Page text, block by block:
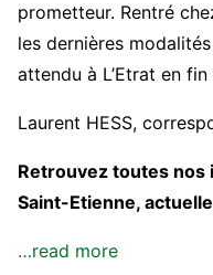
prometteur. Rentré
les dernières
attendu à L’Etrat en fin
Laurent HESS,
Retrouvez toutes nos
Saint-Etienne,
…read more